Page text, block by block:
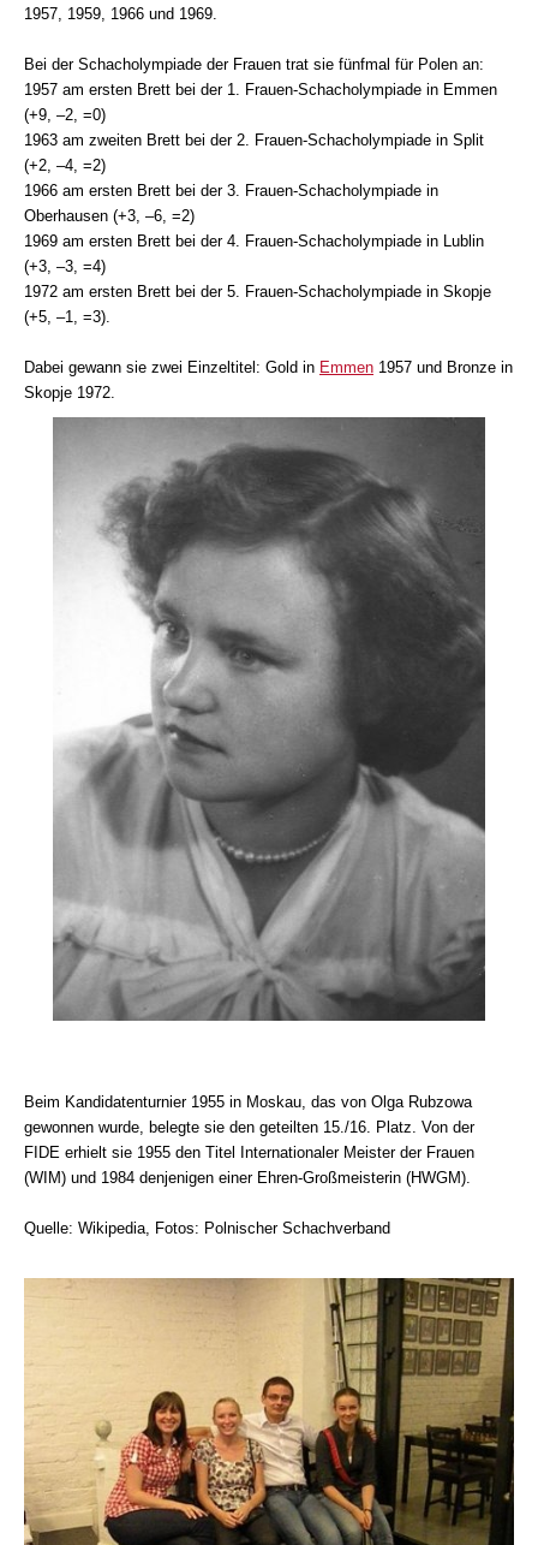
1957, 1959, 1966 und 1969.
Bei der Schacholympiade der Frauen trat sie fünfmal für Polen an:
1957 am ersten Brett bei der 1. Frauen-Schacholympiade in Emmen
(+9, –2, =0)
1963 am zweiten Brett bei der 2. Frauen-Schacholympiade in Split
(+2, –4, =2)
1966 am ersten Brett bei der 3. Frauen-Schacholympiade in
Oberhausen (+3, –6, =2)
1969 am ersten Brett bei der 4. Frauen-Schacholympiade in Lublin
(+3, –3, =4)
1972 am ersten Brett bei der 5. Frauen-Schacholympiade in Skopje
(+5, –1, =3).
Dabei gewann sie zwei Einzeltitel: Gold in Emmen 1957 und Bronze in
Skopje 1972.
Beim Kandidatenturnier 1955 in Moskau, das von Olga Rubzowa
gewonnen wurde, belegte sie den geteilten 15./16. Platz. Von der
FIDE erhielt sie 1955 den Titel Internationaler Meister der Frauen
(WIM) und 1984 denjenigen einer Ehren-Großmeisterin (HWGM).
Quelle: Wikipedia, Fotos: Polnischer Schachverband